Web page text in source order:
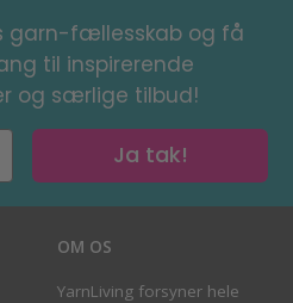
garn-fællesskab og få
til inspirerende
og særlige tilbud!
Ja tak!
OM OS
YarnLiving forsyner hele